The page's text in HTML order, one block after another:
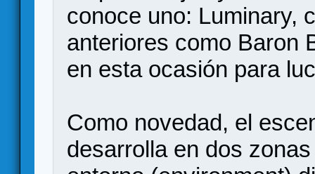
conoce uno: Luminary,
anteriores como Baron
en esta ocasión para
Como novedad, el
desarrolla en dos